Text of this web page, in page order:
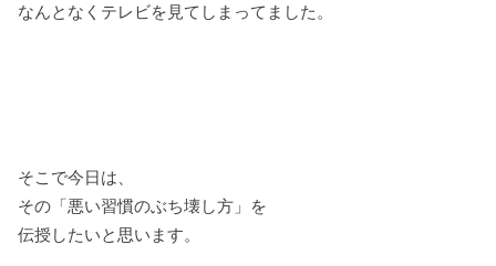
なんとなくテレビを見てしまってました。
そこで今日は、
その「悪い習慣のぶち壊し方」を
伝授したいと思います。